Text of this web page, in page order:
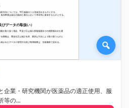
企業・研究機関が医薬品の適正使用、服
等の...